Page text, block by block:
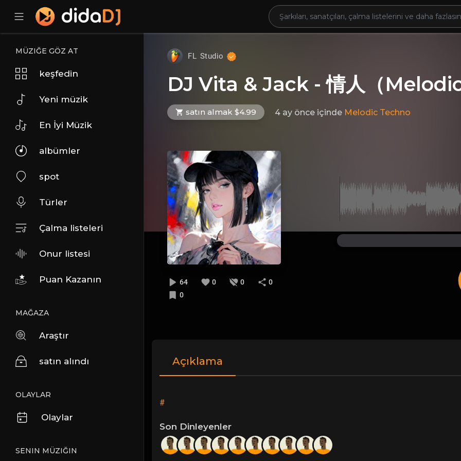
MÜZIĞE GÖZ AT
keşfedin
Yeni müzik
En İyi Müzik
albümler
spot
Türler
Çalma listeleri
Onur listesi
Puan Kazanın
MAĞAZA
Araştır
satın alındı
OLAYLAR
Olaylar
SENIN MÜZIĞIN
FL Studio
DJ Vita & Jack - 情人（
satın almak $4.99 4 ay önce içinde Melodic Techno
64 0 0
0
0
Açıklama
#
Son Dinleyenler